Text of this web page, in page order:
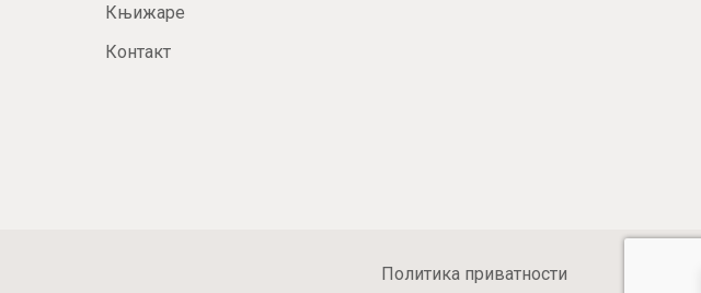
Књижаре
Контакт
Политика приватности